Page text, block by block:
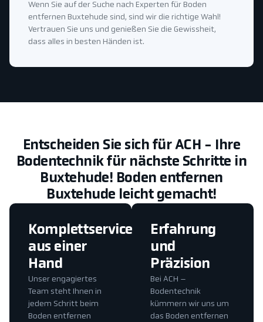
Wenn Sie auf der Suche nach Experten für Boden
entfernen Buxtehude sind, sind wir die richtige Wahl!
Vertrauen Sie uns und genießen Sie die Gewissheit,
dass alles in besten Händen ist.
Entscheiden Sie sich für ACH - Ihre
Bodentechnik für nächste Schritte in
Buxtehude! Boden entfernen
Buxtehude leicht gemacht!
Erfahrung
und
Präzision
Bei ACH –
Bodentechnik
kümmern wir uns um
das Boden entfernen
Komplettservice
aus einer
Hand
Unser engagiertes
Team steht Ihnen in
jedem Schritt beim
Boden entfernen